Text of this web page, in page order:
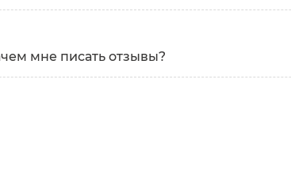
мне писать отзывы?